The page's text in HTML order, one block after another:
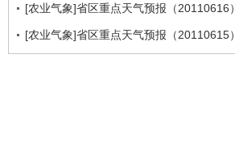
[农业气象]省区重点天气预报（20110616）
[农业气象]省区重点天气预报（20110615）